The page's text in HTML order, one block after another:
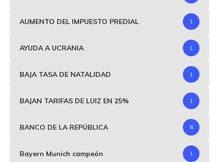
AUMENTO DEL IMPUESTO PREDIAL 1
AYUDA A UCRANIA 1
BAJA TASA DE NATALIDAD 1
BAJAN TARIFAS DE LUIZ EN 25% 1
BANCO DE LA REPÚBLICA 6
Bayern Munich campeón 1